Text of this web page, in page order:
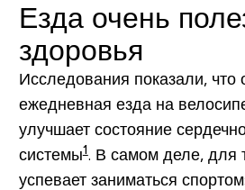
Езда очень
здоровья
Исследования показали, что
ежедневная езда на
улучшает состояние
системы1. В самом деле, для
успевает заниматься